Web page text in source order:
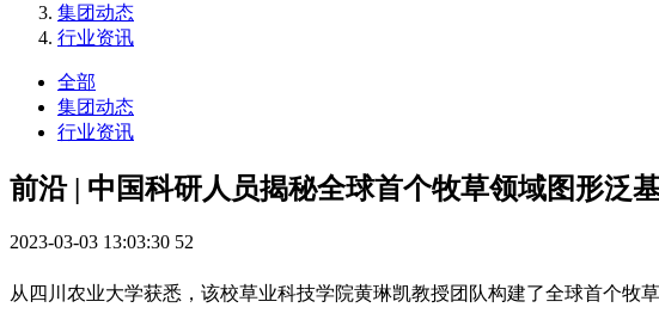
集团动态
行业资讯
全部
集团动态
行业资讯
前沿 | 中国科研人员揭秘全球首个牧草领域图形泛
2023-03-03 13:03:30 52
从四川农业大学获悉，该校草业科技学院黄琳凯教授团队构建了全球首个